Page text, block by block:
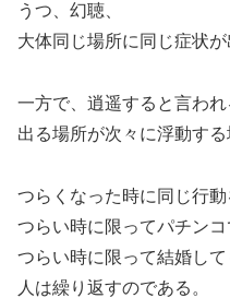
うつ、幻聴、
大体同じ場所に同じ症状が
一方で、逍遥すると言われ
出る場所が次々に浮動する
つらくなった時に同じ行動
つらい時に限ってパチンコ
つらい時に限って結婚して
人は繰り返すのである。